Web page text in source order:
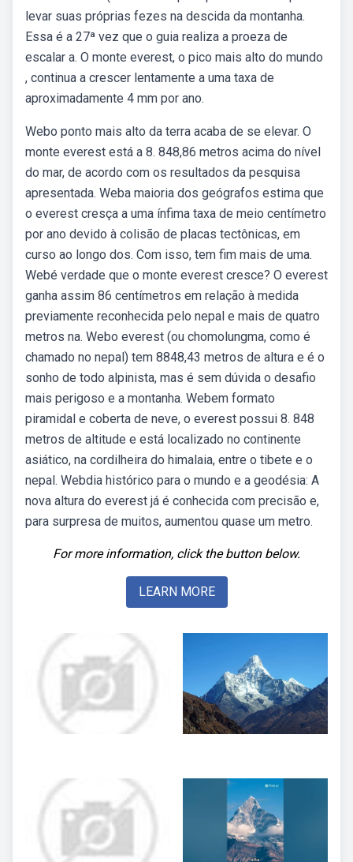
levar suas próprias fezes na descida da montanha.
Essa é a 27ª vez que o guia realiza a proeza de
escalar a. O monte everest, o pico mais alto do mundo
, continua a crescer lentamente a uma taxa de
aproximadamente 4 mm por ano.
Webo ponto mais alto da terra acaba de se elevar. O
monte everest está a 8. 848,86 metros acima do nível
do mar, de acordo com os resultados da pesquisa
apresentada. Weba maioria dos geógrafos estima que
o everest cresça a uma ínfima taxa de meio centímetro
por ano devido à colisão de placas tectônicas, em
curso ao longo dos. Com isso, tem fim mais de uma.
Webé verdade que o monte everest cresce? O everest
ganha assim 86 centímetros em relação à medida
previamente reconhecida pelo nepal e mais de quatro
metros na. Webo everest (ou chomolungma, como é
chamado no nepal) tem 8848,43 metros de altura e é o
sonho de todo alpinista, mas é sem dúvida o desafio
mais perigoso e a montanha. Webem formato
piramidal e coberta de neve, o everest possui 8. 848
metros de altitude e está localizado no continente
asiático, na cordilheira do himalaia, entre o tibete e o
nepal. Webdia histórico para o mundo e a geodésia: A
nova altura do everest já é conhecida com precisão e,
para surpresa de muitos, aumentou quase um metro.
For more information, click the button below.
LEARN MORE